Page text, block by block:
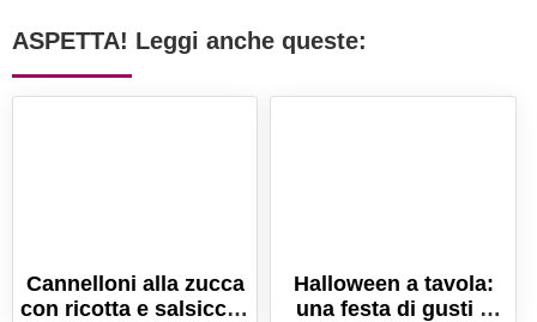
ASPETTA! Leggi anche queste:
Cannelloni alla zucca
con ricotta e salsiccia.
Halloween a tavola:
una festa di gusti e